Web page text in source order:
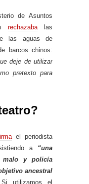
de Asuntos
rechazabalas
las aguas de
barcos chinos:
deje de utilizar
pretexto para
el periodista
a “una
malo y policía
ancestral
utilizamos el